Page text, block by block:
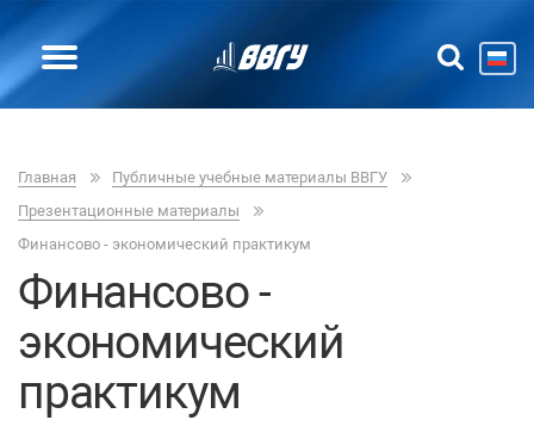
Главная
Публичные учебные материалы ВВГУ
Презентационные материалы
Финансово - экономический практикум
Финансово -
экономический
практикум